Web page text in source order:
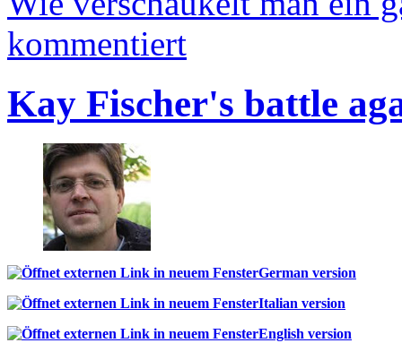
kommentiert
Kay Fischer's battle
German version
Italian version
English version